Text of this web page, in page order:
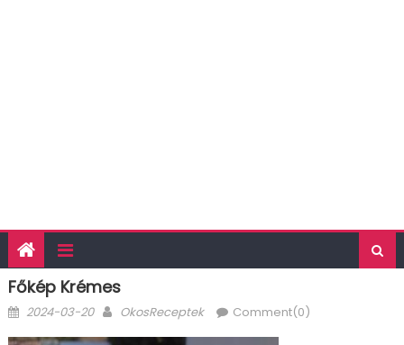
Főkép Krémes
Posted
2024-03-20 Author
OkosReceptek Comment(0)